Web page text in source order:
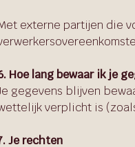
externe partijen die
Hoe lang bewaar ik je
gegevens blijven
verplicht is
Je rechten